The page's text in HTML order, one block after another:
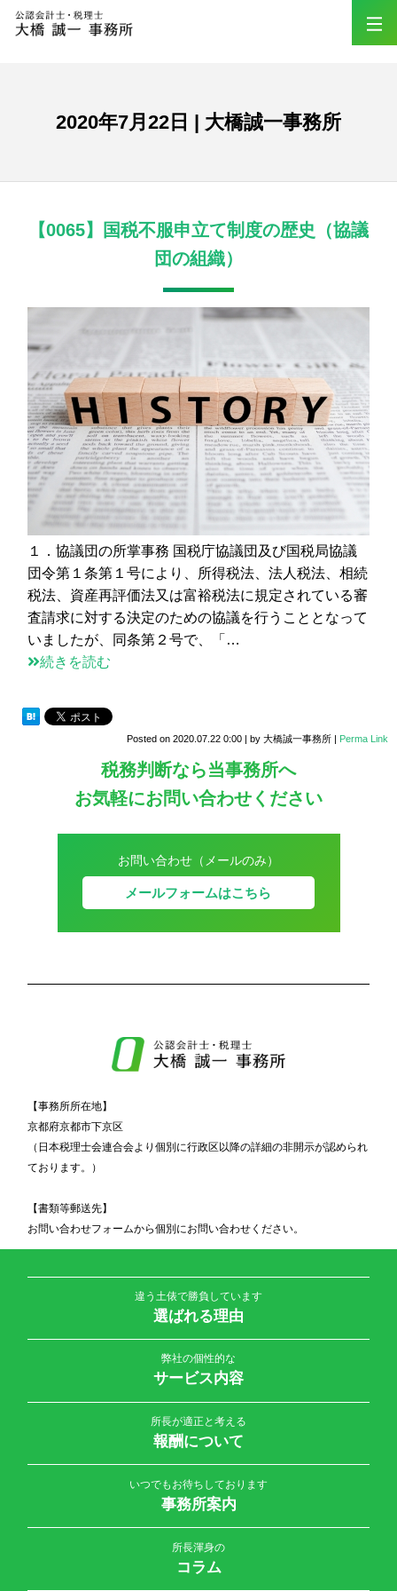
2020年7月22日 | 大橋誠一事務所
【0065】国税不服申立て制度の歴史（協議
団の組織）
１．協議団の所掌事務 国税庁協議団及び国税局協議
団令第１条第１号により、所得税法、法人税法、相続
税法、資産再評価法又は富裕税法に規定されている審
査請求に対する決定のための協議を行うこととなって
いましたが、同条第２号で、「…
続きを読む
Posted on 2020.07.22 0:00 | by 大橋誠一事務所 | Perma Link
税務判断なら当事務所へ
お気軽にお問い合わせください
お問い合わせ（メールのみ）
メールフォームはこちら
【事務所所在地】
京都府京都市下京区
（日本税理士会連合会より個別に行政区以降の詳細の非開示が認められ
ております。）
【書類等郵送先】
お問い合わせフォームから個別にお問い合わせください。
違う土俵で勝負しています
選ばれる理由
弊社の個性的な
サービス内容
所長が適正と考える
報酬について
いつでもお待ちしております
事務所案内
所長渾身の
コラム